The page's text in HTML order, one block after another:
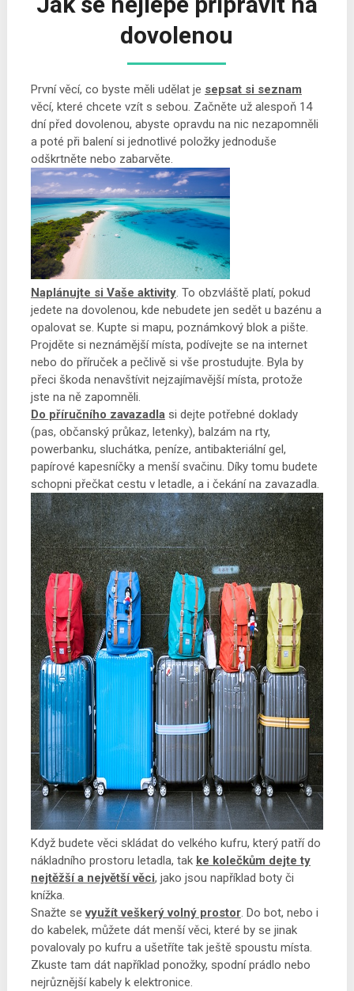
dovolenou
První věcí, co byste měli udělat je sepsat si seznam
věcí, které chcete vzít s sebou. Začněte už alespoň 14
dní před dovolenou, abyste opravdu na nic nezapomněli
a poté při balení si jednotlivé položky jednoduše
odškrtněte nebo zabarvěte.
Naplánujte si Vaše aktivity. To obzvláště platí, pokud
jedete na dovolenou, kde nebudete jen sedět u bazénu a
opalovat se. Kupte si mapu, poznámkový blok a pište.
Projděte si neznámější místa, podívejte se na internet
nebo do příruček a pečlivě si vše prostudujte. Byla by
přeci škoda nenavštívit nejzajímavější místa, protože
jste na ně zapomněli.
Do příručního zavazadlasi dejte potřebné doklady
(pas, občanský průkaz, letenky), balzám na rty,
powerbanku, sluchátka, peníze, antibakteriální gel,
papírové kapesníčky a menší svačinu. Díky tomu budete
schopni přečkat cestu v letadle, a i čekání na zavazadla.
Když budete věci skládat do velkého kufru, který patří do
nákladního prostoru letadla, tak ke kolečkům dejte ty
nejtěžší a největší věci, jako jsou například boty či
knížka.
Snažte sevyužít veškerý volný prostor. Do bot, nebo i
do kabelek, můžete dát menší věci, které by se jinak
povalovaly po kufru a ušetříte tak ještě spoustu místa.
Zkuste tam dát například ponožky, spodní prádlo nebo
nejrůznější kabely k elektronice.